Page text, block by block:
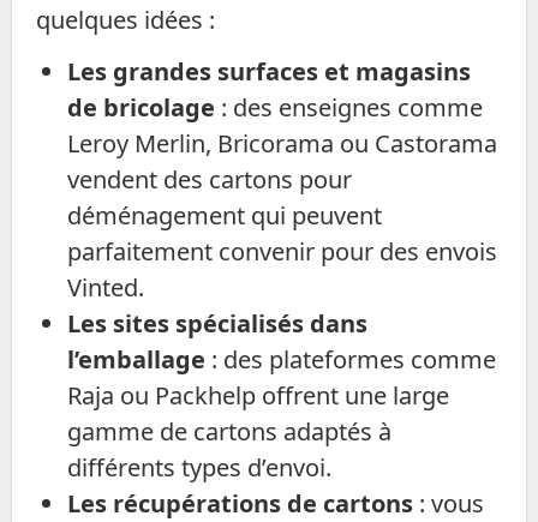
quelques idées :
Les grandes surfaces et magasins
de bricolage : des enseignes comme
Leroy Merlin, Bricorama ou Castorama
vendent des cartons pour
déménagement qui peuvent
parfaitement convenir pour des envois
Vinted.
Les sites spécialisés dans
l’emballage : des plateformes comme
Raja ou Packhelp offrent une large
gamme de cartons adaptés à
différents types d’envoi.
Les récupérations de cartons: vous